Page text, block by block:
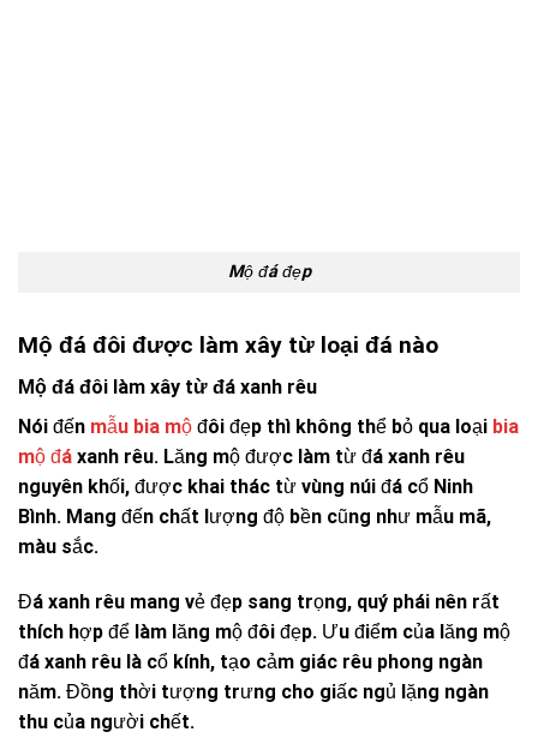
Mộ đá đẹp
Mộ đá đôi được làm xây từ loại đá nào
Mộ đá đôi làm xây từ đá xanh rêu
Nói đến mẫu bia mộ đôi đẹp thì không thể bỏ qua loại bia
mộ đá xanh rêu. Lăng mộ được làm từ đá xanh rêu
nguyên khối, được khai thác từ vùng núi đá cổ Ninh
Bình. Mang đến chất lượng độ bền cũng như mẫu mã,
màu sắc.
Đá xanh rêu mang vẻ đẹp sang trọng, quý phái nên rất
thích hợp để làm lăng mộ đôi đẹp. Ưu điểm của lăng mộ
đá xanh rêu là cổ kính, tạo cảm giác rêu phong ngàn
năm. Đồng thời tượng trưng cho giấc ngủ lặng ngàn
thu của người chết.